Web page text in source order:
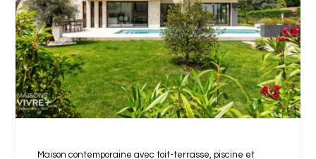
Maison contemporaine avec toit-terrasse, piscine et